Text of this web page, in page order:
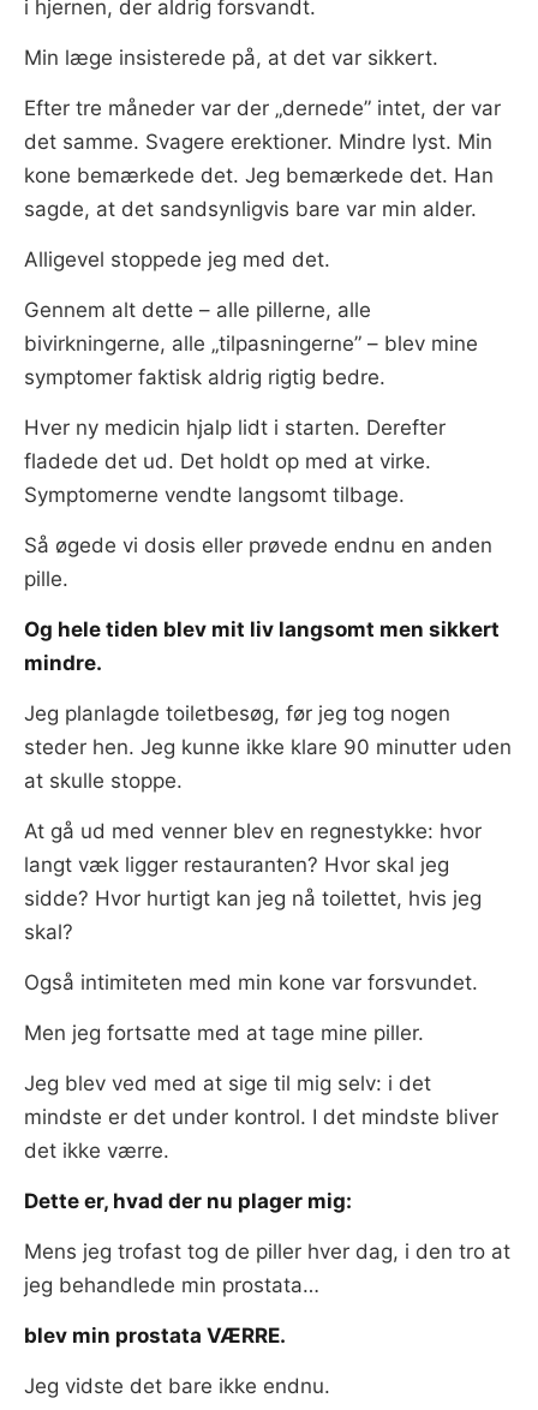
i hjernen, der aldrig forsvandt.
Min læge insisterede på, at det var sikkert.
Efter tre måneder var der „dernede” intet, der var
det samme. Svagere erektioner. Mindre lyst. Min
kone bemærkede det. Jeg bemærkede det. Han
sagde, at det sandsynligvis bare var min alder.
Alligevel stoppede jeg med det.
Gennem alt dette – alle pillerne, alle
bivirkningerne, alle „tilpasningerne” – blev mine
symptomer faktisk aldrig rigtig bedre.
Hver ny medicin hjalp lidt i starten. Derefter
fladede det ud. Det holdt op med at virke.
Symptomerne vendte langsomt tilbage.
Så øgede vi dosis eller prøvede endnu en anden
pille.
Og hele tiden blev mit liv langsomt men sikkert
mindre.
Jeg planlagde toiletbesøg, før jeg tog nogen
steder hen. Jeg kunne ikke klare 90 minutter uden
at skulle stoppe.
At gå ud med venner blev en regnestykke: hvor
langt væk ligger restauranten? Hvor skal jeg
sidde? Hvor hurtigt kan jeg nå toilettet, hvis jeg
skal?
Også intimiteten med min kone var forsvundet.
Men jeg fortsatte med at tage mine piller.
Jeg blev ved med at sige til mig selv: i det
mindste er det under kontrol. I det mindste bliver
det ikke værre.
Dette er, hvad der nu plager mig:
Mens jeg trofast tog de piller hver dag, i den tro at
jeg behandlede min prostata…
blev min prostata VÆRRE.
Jeg vidste det bare ikke endnu.